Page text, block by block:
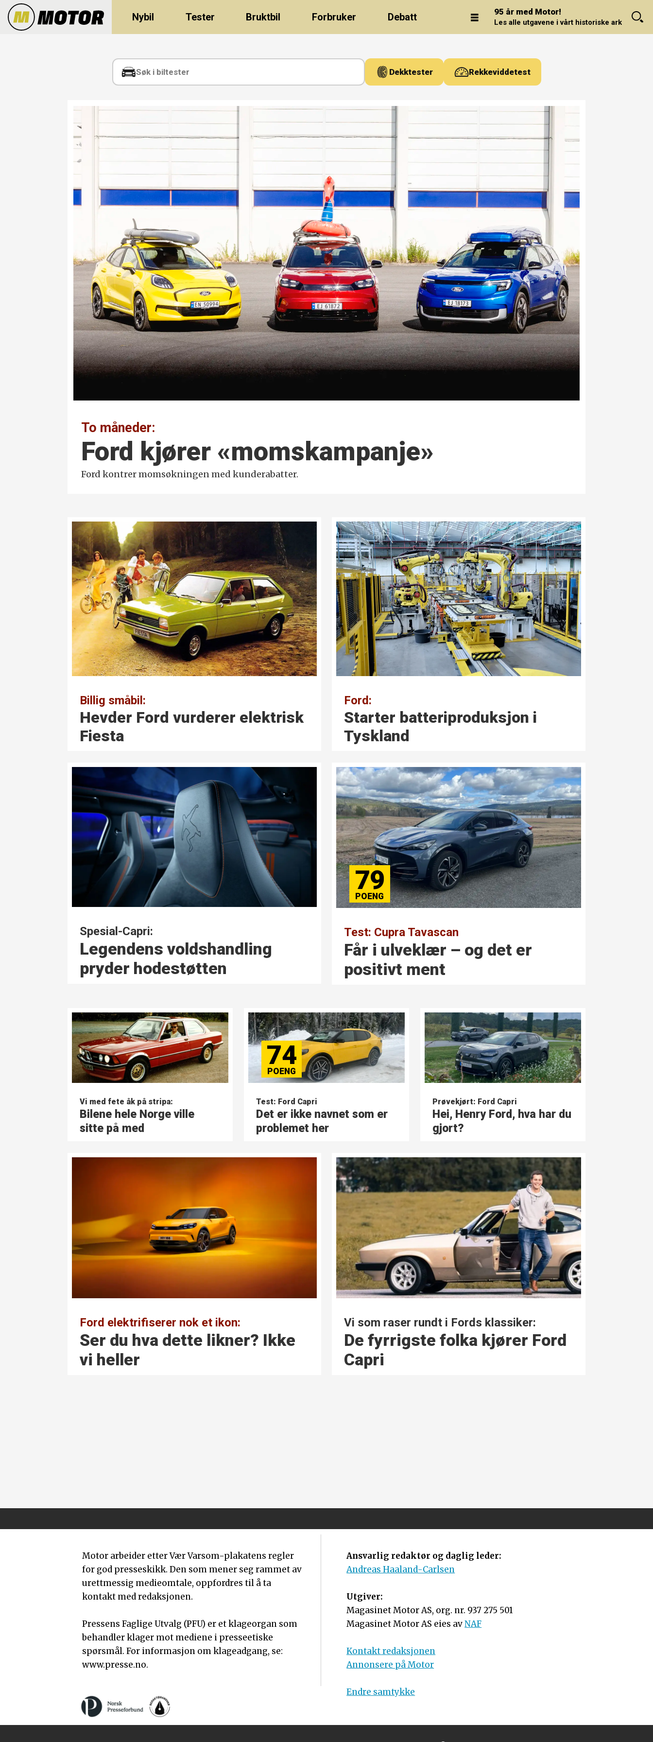
Nybil Tester Bruktbil Forbruker Debatt 95 år med Motor!
Les alle utgavene i vårt historiske arkiv.
Dekktester Rekkeviddetest
To måneder:
Ford kjører «moms­kampanje»
Ford kontrer momsøkningen med kunderabatter.
Billig småbil:
Hevder Ford vurderer elektrisk
Fiesta
Ford:
Starter batteri­produksjon i
Tyskland
Spesial-Capri:
Legendens volds­handling
pryder hodestøtten
79
Test: Cupra Tavascan
Får i ulveklær – og det er
positivt ment
Vi med fete åk på stripa:
Bilene hele Norge ville
sitte på med
74
Test: Ford Capri
Det er ikke navnet som er
problemet her
Prøvekjørt: Ford Capri
Hei, Henry Ford, hva har du
gjort?
Ford elektrifiserer nok et ikon:
Ser du hva dette likner? Ikke
vi heller
Vi som raser rundt i Fords klassiker:
De fyrrigste folka kjører Ford
Capri
Motor arbeider etter Vær Varsom-plakatens regler
for god presseskikk. Den som mener seg rammet av
urettmessig medieomtale, oppfordres til å ta
kontakt med redaksjonen.
Pressens Faglige Utvalg (PFU) er et klageorgan som
behandler klager mot mediene i presseetiske
spørsmål. For informasjon om klageadgang, se:
www.presse.no.
Ansvarlig redaktør og daglig leder:
Andreas Haaland-Carlsen
Utgiver:
Magasinet Motor AS, org. nr. 937 275 501
Magasinet Motor AS eies avNAF
Kontakt redaksjonen
Annonsere på Motor
Endre samtykke